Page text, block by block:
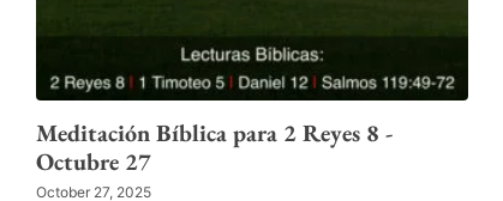
Meditación Bíblica para 2 Reyes 8 -
Octubre 27
October 27, 2025